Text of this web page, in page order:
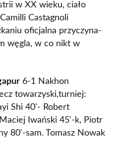
w XX wieku, ciało
Castagnoli
oficjalna przyczyna-
węgla, w co nikt w
6-1 Nakhon
towarzyski,turniej:
Shi 40'- Robert
Iwański 45'-k, Piotr
80'-sam. Tomasz Nowak